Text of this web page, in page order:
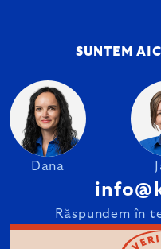
SUNTEM
Dana
Răspundem în